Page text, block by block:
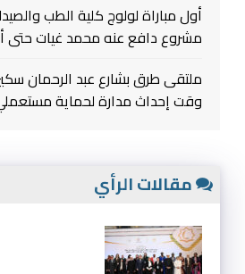
أول مباراة لولوج كلية الطب
مشروع دافع عنه محمد غيات حتى
ملتقى طرق بشارع عبد الرحمان
وقت إحداث مدارة لحماية
مقالات الرأي